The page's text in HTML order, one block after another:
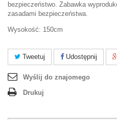
bezpieczeństwo. Zabawka
zasadami bezpieczeństwa.
Wysokość: 150cm
Tweetuj Udostępnij
Wyślij do znajomego
Drukuj